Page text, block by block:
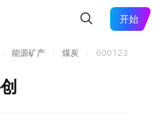
开始
能源矿产 煤炭 600123